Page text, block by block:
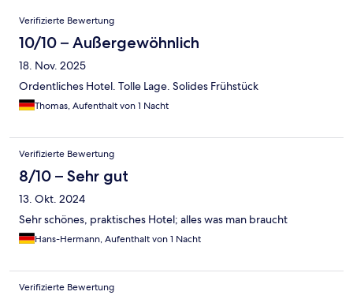
Bewertungen
Verifizierte Bewertung
10/10 – Außergewöhnlich
18. Nov. 2025
Ordentliches Hotel. Tolle Lage. Solides Frühstück
Thomas, Aufenthalt von 1 Nacht
Verifizierte Bewertung
8/10 – Sehr gut
13. Okt. 2024
Sehr schönes, praktisches Hotel; alles was man braucht
Hans-Hermann, Aufenthalt von 1 Nacht
Verifizierte Bewertung